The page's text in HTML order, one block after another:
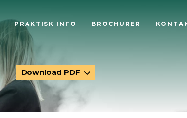
PRAKTISK INFO BROCHURER
Download PDF